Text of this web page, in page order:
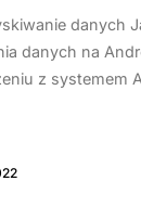
danych
danych na
z systemem